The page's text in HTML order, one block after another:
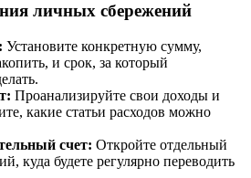
личных сбережений
Установите конкретную сумму,
и срок, за который
Проанализируйте свои доходы и
какие статьи расходов можно
счет: Откройте отдельный
куда будете регулярно переводить